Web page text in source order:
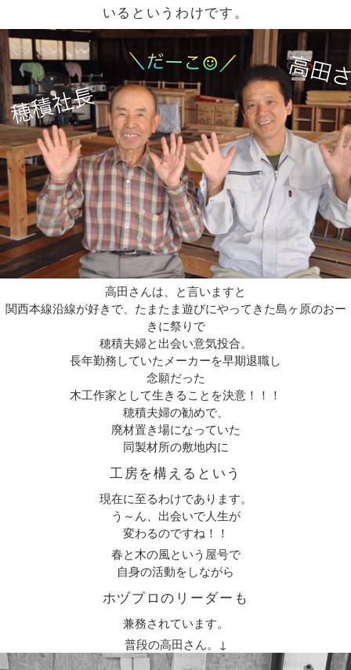
いるというわけです。
高田さんは、と言いますと
関西本線沿線が好きで、たまたま遊びにやってきた島ヶ原のおー
きに祭りで
穂積夫婦と出会い意気投合。
長年勤務していたメーカーを早期退職し
念願だった
木工作家として生きることを決意！！！
穂積夫婦の勧めで、
廃材置き場になっていた
同製材所の敷地内に
工房を構えるという
現在に至るわけであります。
う～ん、出会いで人生が
変わるのですね！！
春と木の風という屋号で
自身の活動をしながら
ホヅプロのリーダーも
兼務されています。
普段の高田さん。↓